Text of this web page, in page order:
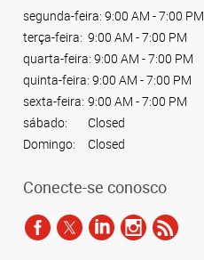
segunda-feira: 9:00 AM - 7:00 PM
terça-feira: 9:00 AM - 7:00 PM
quarta-feira: 9:00 AM - 7:00 PM
quinta-feira: 9:00 AM - 7:00 PM
sexta-feira: 9:00 AM - 7:00 PM
sábado:
Closed
Domingo:
Closed
Conecte-se conosco